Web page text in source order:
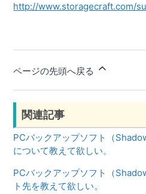
http://www.storagecraft.com/
ページの先頭へ戻る
関連記事
PCバックアップソフト（
について教えて欲しい。
PCバックアップソフト（
ト先を教えて欲しい。